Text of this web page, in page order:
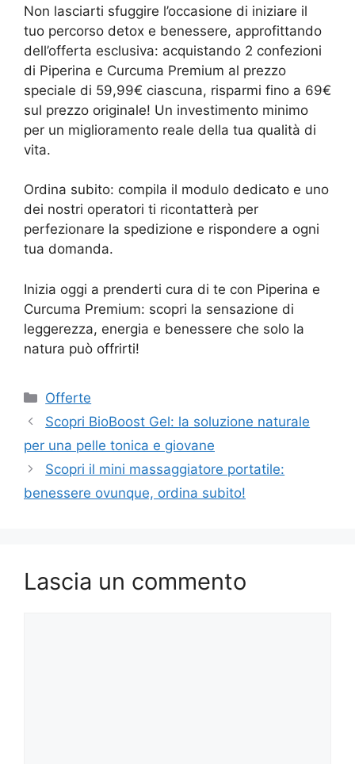
Non lasciarti sfuggire l’occasione di iniziare il
tuo percorso detox e benessere, approfittando
dell’offerta esclusiva: acquistando 2 confezioni
di Piperina e Curcuma Premium al prezzo
speciale di 59,99€ ciascuna, risparmi fino a 69€
sul prezzo originale! Un investimento minimo
per un miglioramento reale della tua qualità di
vita.
Ordina subito: compila il modulo dedicato e uno
dei nostri operatori ti ricontatterà per
perfezionare la spedizione e rispondere a ogni
tua domanda.
Inizia oggi a prenderti cura di te con Piperina e
Curcuma Premium: scopri la sensazione di
leggerezza, energia e benessere che solo la
natura può offrirti!
Categorie
Offerte
Scopri BioBoost Gel: la soluzione naturale
per una pelle tonica e giovane
Scopri il mini massaggiatore portatile:
benessere ovunque, ordina subito!
Lascia un commento